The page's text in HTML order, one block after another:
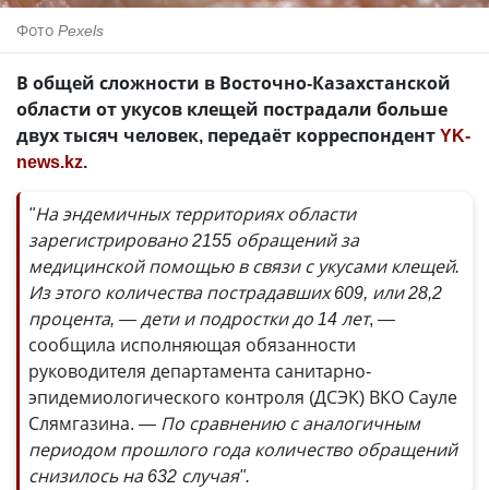
Фото Pexels
В общей сложности в Восточно-Казахстанской
области от укусов клещей пострадали больше
двух тысяч человек, передаёт корреспондентYK-
news.kz.
"На эндемичных территориях области
зарегистрировано 2155 обращений за
медицинской помощью в связи с укусами клещей.
Из этого количества пострадавших 609, или 28,2
процента, — дети и подростки до 14 лет, —
сообщила исполняющая обязанности
руководителя департамента санитарно-
эпидемиологического контроля (ДСЭК) ВКО Сауле
Слямгазина. — По сравнению с аналогичным
периодом прошлого года количество обращений
снизилось на 632 случая".